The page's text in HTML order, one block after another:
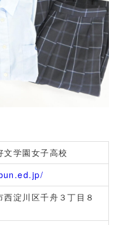
文学園女子高校
西淀川区千舟３丁目８